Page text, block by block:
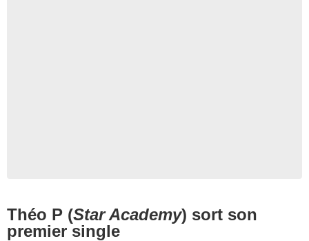
Théo P (Star Academy) sort son
premier single